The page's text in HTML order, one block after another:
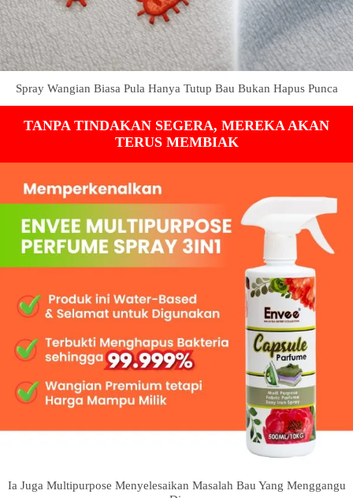
Spray Wangian Biasa Pula Hanya Tutup Bau Bukan Hapus Punca
TANPA TINDAKAN SEGERA, MEREKA AKAN
TERUS MEMBIAK
Ia Juga Multipurpose Menyelesaikan Masalah Bau Yang Menggangu